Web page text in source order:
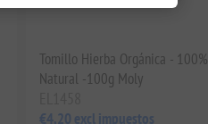
Tomillo Hierba Orgánica - 100%
Natural -100g Moly
€4,20 excl impuestos